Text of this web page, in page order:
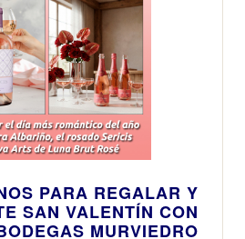
PARA REGALAR Y
SAN VALENTÍN CON
MURVIEDRO